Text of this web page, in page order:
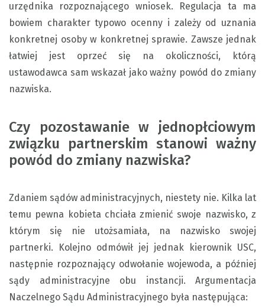
urzędnika rozpoznającego wniosek. Regulacja ta ma
bowiem charakter typowo ocenny i zależy od uznania
konkretnej osoby w konkretnej sprawie. Zawsze jednak
łatwiej jest oprzeć się na okoliczności, którą
ustawodawca sam wskazał jako ważny powód do zmiany
nazwiska.
Czy pozostawanie w jednopłciowym
związku partnerskim stanowi ważny
powód do zmiany nazwiska?
Zdaniem sądów administracyjnych, niestety nie. Kilka lat
temu pewna kobieta chciała zmienić swoje nazwisko, z
którym się nie utożsamiała, na nazwisko swojej
partnerki. Kolejno odmówił jej jednak kierownik USC,
następnie rozpoznający odwołanie wojewoda, a później
sądy administracyjne obu instancji. Argumentacja
Naczelnego Sądu Administracyjnego była następująca: